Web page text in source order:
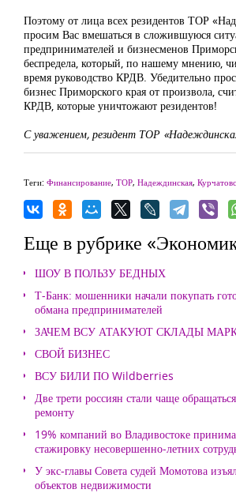
Поэтому от лица всех резидентов ТОР
просим Вас вмешаться в сложившуюся
предпринимателей и бизнесменов
беспредела, который, по нашему мнению,
время руководство КРДВ. Убедительно
бизнес Приморского края от произвола,
КРДВ, которые уничтожают резидентов!
С уважением, резидент ТОР
Теги: Финансирование, ТОР, Надеждинская,
Еще в рубрике
ШОУ В ПОЛЬЗУ БЕДНЫХ
Т-Банк: мошенники начали покупать
обмана предпринимателей
ЗАЧЕМ ВСУ АТАКУЮТ СКЛАДЫ
СВОЙ БИЗНЕС
ВСУ БИЛИ ПО Wildberries
Две трети россиян стали чаще
ремонту
19% компаний во Владивостоке
стажировку несовершенно-летних
У экс-главы Совета судей Момотова
объектов недвижимости